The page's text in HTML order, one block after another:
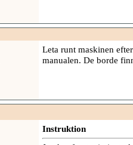
Leta runt maskinen
manualen. De borde
Instruktion